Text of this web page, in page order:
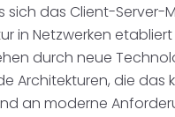
sich das Client-Server-
in Netzwerken
durch neue
Architekturen, die das
an moderne